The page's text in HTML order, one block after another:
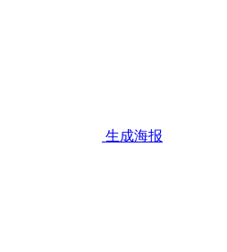
生成海报